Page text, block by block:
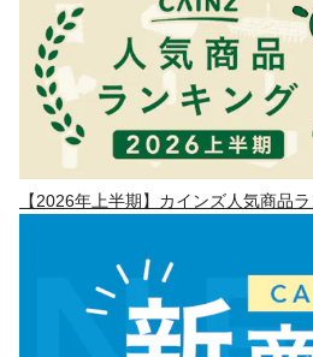
【2026年上半期】カインズ人気商品